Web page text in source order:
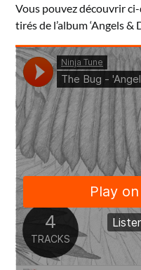
Vous pouvez découvrir
tirés de l’album ‘Angels &